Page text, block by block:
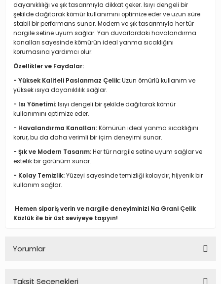
dayanıklılığı ve şık tasarımıyla dikkat çeker. Isıyı dengeli bir
şekilde dağıtarak kömür kullanımını optimize eder ve uzun süre
stabil bir performans sunar. Modern ve şık tasarımıyla her tür
nargile setine uyum sağlar. Yan duvarlardaki havalandırma
kanalları sayesinde kömürün ideal yanma sıcaklığını
korumasına yardımcı olur.
Özellikler ve Faydalar:
- Yüksek Kaliteli Paslanmaz Çelik:Uzun ömürlü kullanım ve
yüksek ısıya dayanıklılık sağlar.
- Isı Yönetimi:Isıyı dengeli bir şekilde dağıtarak kömür
kullanımını optimize eder.
- Havalandırma Kanalları:Kömürün ideal yanma sıcaklığını
korur, bu da daha verimli bir içim deneyimi sunar.
- Şık ve Modern Tasarım:Her tür nargile setine uyum sağlar ve
estetik bir görünüm sunar.
- Kolay Temizlik:Yüzeyi sayesinde temizliği kolaydır, hijyenik bir
kullanım sağlar.
Hemen sipariş verin ve nargile deneyiminizi Na Grani Çelik
Közlük ile bir üst seviyeye taşıyın!
Yorumlar
Taksit Seçenekleri